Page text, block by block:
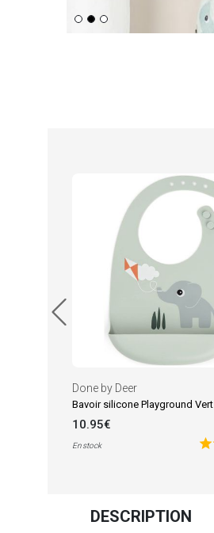
Done by Deer
Bavoir silicone Playground Vert
10.95€
En stock
DESCRIPTION